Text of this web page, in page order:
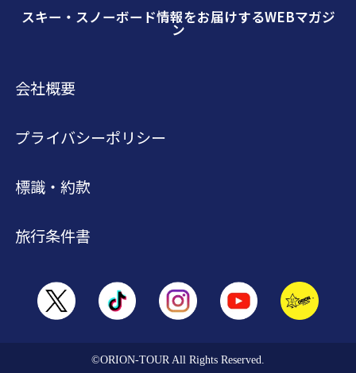
スキー・スノーボード情報をお届けするWEBマガジ
ン
会社概要
プライバシーポリシー
標識・約款
旅行条件書
©ORION-TOUR All Rights Reserved.